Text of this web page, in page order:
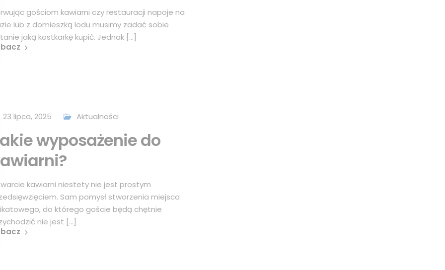
gościom kawiarni czy restauracji napoje na
lub z domieszką lodu musimy zadać sobie
jaką kostkarkę kupić. Jednak [...]
23 lipca, 2025 Aktualności
wyposażenie do
kawiarni niestety nie jest prostym
Sam pomysł stworzenia miejsca
do którego goście będą chętnie
nie jest [...]